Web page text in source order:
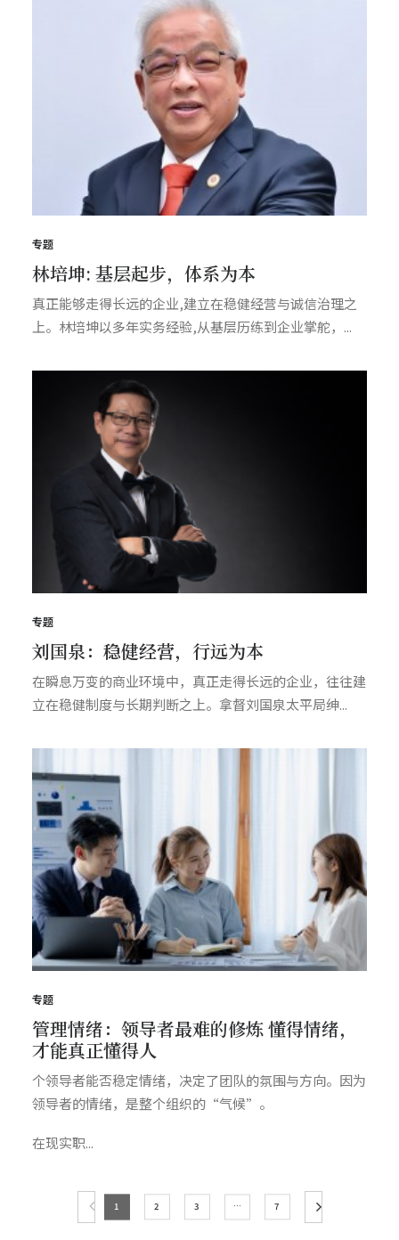
专题
林培坤: 基层起步，体系为本
真正能够走得长远的企业,建立在稳健经营与诚信治理之
上。林培坤以多年实务经验,从基层历练到企业掌舵，...
专题
刘国泉：稳健经营，行远为本
在瞬息万变的商业环境中，真正走得长远的企业，往往建
立在稳健制度与长期判断之上。拿督刘国泉太平局绅...
专题
管理情绪：领导者最难的修炼 懂得情绪，
才能真正懂得人
个领导者能否稳定情绪，决定了团队的氛围与方向。因为
领导者的情绪，是整个组织的“气候”。
在现实职...
1 2 3 … 7